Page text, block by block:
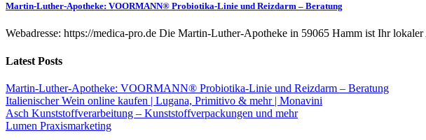
Martin-Luther-Apotheke: VOORMANN® Probiotika-Linie und Reizdarm – Beratung
Webadresse: https://medica-pro.de Die Martin-Luther-Apotheke in 59065 Hamm ist Ihr
Latest Posts
Martin-Luther-Apotheke: VOORMANN® Probiotika-Linie und Reizdarm – Beratung
Italienischer Wein online kaufen | Lugana, Primitivo & mehr | Monavini
Asch Kunststoffverarbeitung – Kunststoffverpackungen und mehr
Lumen Praxismarketing